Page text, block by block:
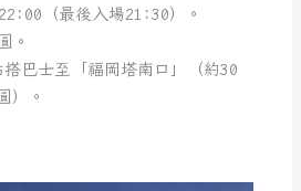
（最後入場21:30）。
。
巴士至「福岡塔南口」（約30
）。